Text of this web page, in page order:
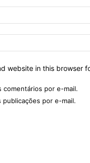
website in this browser
por e-mail.
por e-mail.